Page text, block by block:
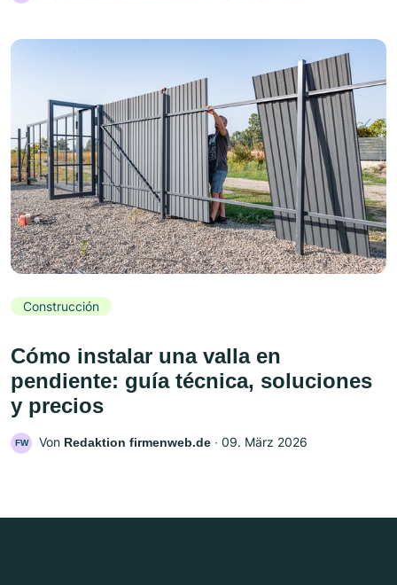
Construcción
Cómo instalar una valla en
pendiente: guía técnica, soluciones
y precios
FW Von Redaktion firmenweb.de ‧ 09. März 2026